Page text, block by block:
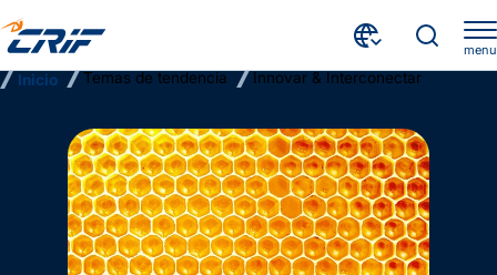
menu
Inicio Temas de tendencia Innovar & Interconectar